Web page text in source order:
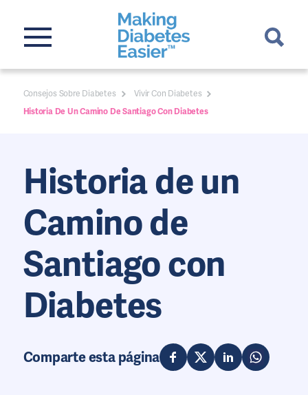
Consejos Sobre Diabetes
Vivir Con Diabetes
Historia De Un Camino De Santiago Con Diabetes
Historia de un
Camino de
Santiago con
Diabetes
Comparte esta página